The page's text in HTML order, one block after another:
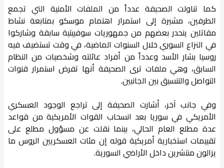
كما تناولت الصحيفة عدداً من الملفات الأمنية التي تجمع
الطرفين، مشيرة إلى استمرار اهتمام موسكو بمتابعة نشاط
مقاتلين ينحدر بعضهم من جمهوريات سوفييتية سابقة وشاركوا
في النزاع السوري خلال السنوات الماضية، في وقت تستضيف فيه
روسيا بشار الأسد وعدداً من أفراد عائلته وشخصيات من النظام
السابق، وهي ملفات ترى الصحيفة أنها تفرض استمرار قنوات
التواصل والتنسيق بين الجانبين.
وفي جانب آخر، أشارت الصحيفة إلى تراجع الوجود العسكري
الأمريكي في سوريا بعد انسحاب القوات الأمريكية من قواعد
عدة مطلع العام الحالي، بينما نقلت عن مسؤول مطلع على
تقييمات استخبارية أمريكية قوله إن مئات العسكريين الروس ما
يزالون منتشرين داخل الأراضي السورية.